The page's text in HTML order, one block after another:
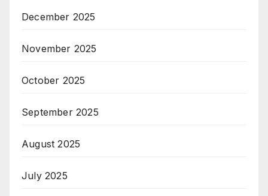
December 2025
November 2025
October 2025
September 2025
August 2025
July 2025